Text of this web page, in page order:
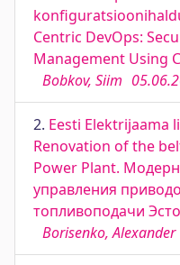
Centric DevOps:
Management Using
Bobkov, Siim
2. Eesti Elektrijaama
Renovation of the
Power Plant.
управления
топливоподачи
Borisenko, Alexander